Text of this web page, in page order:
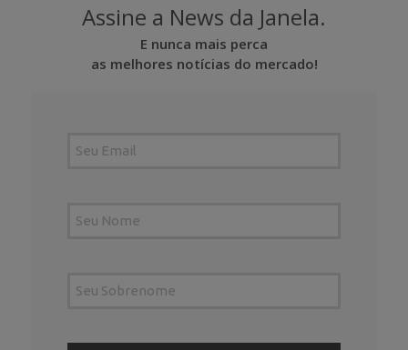
Assine a News da Janela.
E nunca mais perca
as melhores notícias do mercado!